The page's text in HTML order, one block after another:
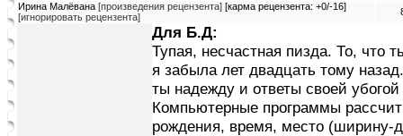
Ирина Малёвана [произведения рецензента] [карма рецензента: +0/-16]
[игнорировать рецензента]
Для Б.Д:
Тупая, несчастная пизда. То, что
я забыла лет двадцать тому
ты надежду и ответы своей
Компьютерные программы
рождения, время, место (ширину-